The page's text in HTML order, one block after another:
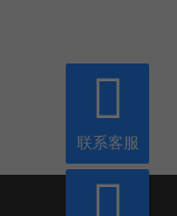
联系客服